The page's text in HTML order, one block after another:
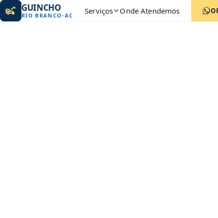
GUINCHO
RIO BRANCO-AC Serviços Onde Atendemos